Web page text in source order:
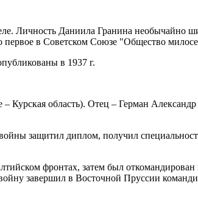
Личность Даниила Гранина необычайно
первое в Советском Союзе "Общество
в 1937 г.
Курская область). Отец – Герман
защитил диплом, получил
фронтах, затем был откомандирован
завершил в Восточной Пруссии